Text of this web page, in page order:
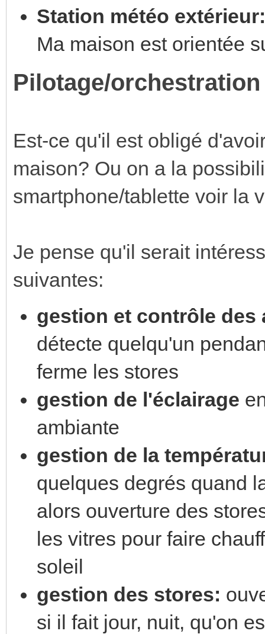
Station météo extérieur:
Ma maison est orientée
Pilotage/
Est-ce qu'il est obligé
maison? Ou on a la
smartphone/tablette voir la
Je pense qu'il serait
suivantes:
gestion et contrôle des
détecte quelqu'un
ferme les stores
gestion de l'éclairage
ambiante
gestion de la
quelques degrés quand
alors ouverture des
les vitres pour faire
soleil
gestion des stores:
si il fait jour, nuit, qu'on